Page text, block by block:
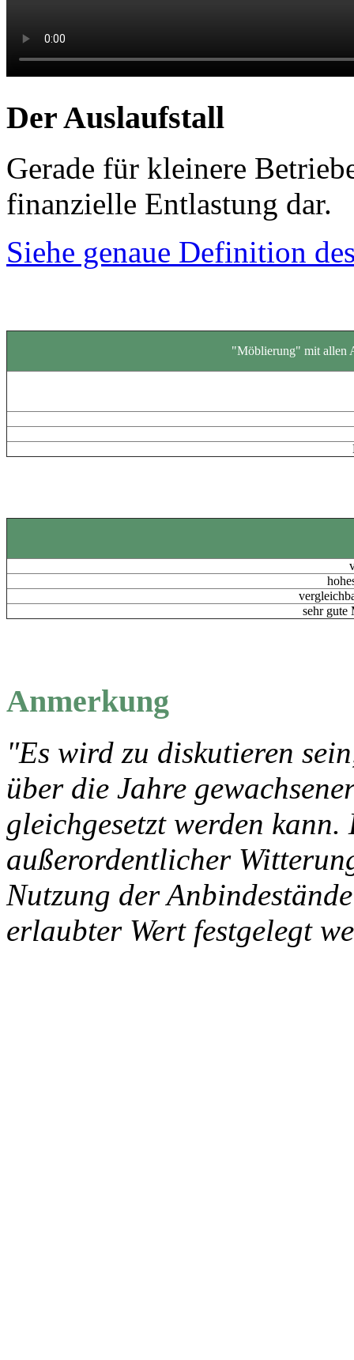
Der Auslaufstall
Gerade für kleinere
finanzielle Entlastung dar.
Siehe genaue Definition
"Möblierung" mit allen
sehr gute
Anmerkung
"Es wird zu diskutieren
über die Jahre
gleichgesetzt werden
außerordentlicher
Nutzung der
erlaubter Wert festgelegt